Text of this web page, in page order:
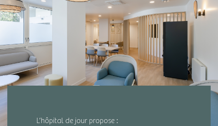
L’hôpital de jour propose :